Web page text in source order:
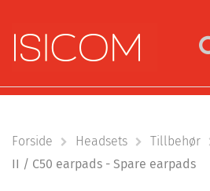
Forside Headsets Tillbehør
II / C50 earpads - Spare earpads